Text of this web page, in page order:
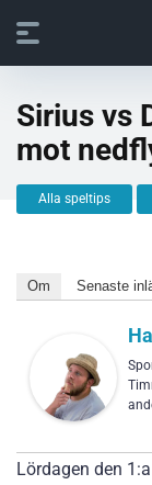
Sirius vs
mot
Alla speltips
Om Senaste
Lördagen den